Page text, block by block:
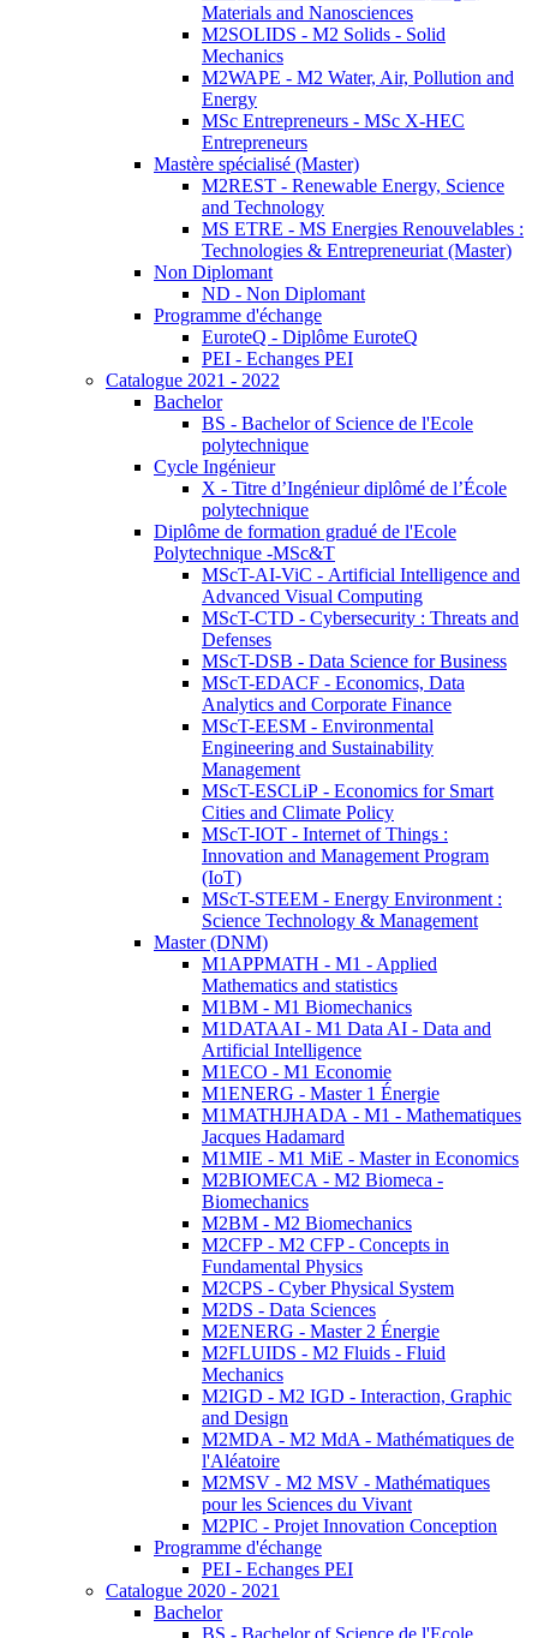
Materials and Nanosciences
M2SOLIDS - M2 Solids - Solid
Mechanics
M2WAPE - M2 Water, Air, Pollution and
Energy
MSc Entrepreneurs - MSc X-HEC
Entrepreneurs
Mastère spécialisé (Master)
M2REST - Renewable Energy, Science
and Technology
MS ETRE - MS Energies Renouvelables :
Technologies & Entrepreneuriat (Master)
Non Diplomant
ND - Non Diplomant
Programme d'échange
EuroteQ - Diplôme EuroteQ
PEI - Echanges PEI
Catalogue 2021 - 2022
Bachelor
BS - Bachelor of Science de l'Ecole
polytechnique
Cycle Ingénieur
X - Titre d’Ingénieur diplômé de l’École
polytechnique
Diplôme de formation gradué de l'Ecole
Polytechnique -MSc&T
MScT-AI-ViC - Artificial Intelligence and
Advanced Visual Computing
MScT-CTD - Cybersecurity : Threats and
Defenses
MScT-DSB - Data Science for Business
MScT-EDACF - Economics, Data
Analytics and Corporate Finance
MScT-EESM - Environmental
Engineering and Sustainability
Management
MScT-ESCLiP - Economics for Smart
Cities and Climate Policy
MScT-IOT - Internet of Things :
Innovation and Management Program
(IoT)
MScT-STEEM - Energy Environment :
Science Technology & Management
Master (DNM)
M1APPMATH - M1 - Applied
Mathematics and statistics
M1BM - M1 Biomechanics
M1DATAAI - M1 Data AI - Data and
Artificial Intelligence
M1ECO - M1 Economie
M1ENERG - Master 1 Énergie
M1MATHJHADA - M1 - Mathematiques
Jacques Hadamard
M1MIE - M1 MiE - Master in Economics
M2BIOMECA - M2 Biomeca -
Biomechanics
M2BM - M2 Biomechanics
M2CFP - M2 CFP - Concepts in
Fundamental Physics
M2CPS - Cyber Physical System
M2DS - Data Sciences
M2ENERG - Master 2 Énergie
M2FLUIDS - M2 Fluids - Fluid
Mechanics
M2IGD - M2 IGD - Interaction, Graphic
and Design
M2MDA - M2 MdA - Mathématiques de
l'Aléatoire
M2MSV - M2 MSV - Mathématiques
pour les Sciences du Vivant
M2PIC - Projet Innovation Conception
Programme d'échange
PEI - Echanges PEI
Catalogue 2020 - 2021
Bachelor
BS - Bachelor of Science de l'Ecole